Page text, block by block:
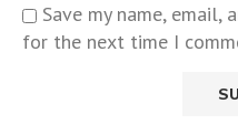
Save my name, email,
for the next time I